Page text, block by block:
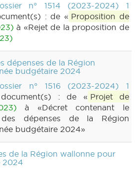
n° 1514 (2023-2024) 1
: de « Proposition de
à «Rejet de la proposition de
dépenses de la Région
budgétaire 2024
n° 1516 (2023-2024) 1
document(s) : de « Projet de
à «Décret contenant le
dépenses de la Région
budgétaire 2024»
de la Région wallonne pour
2024